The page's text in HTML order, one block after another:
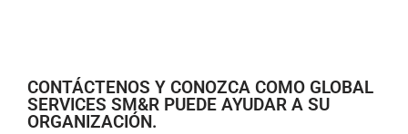
CONTÁCTENOS Y CONOZCA COMO GLOBAL
SERVICES SM&R PUEDE AYUDAR A SU
ORGANIZACIÓN.